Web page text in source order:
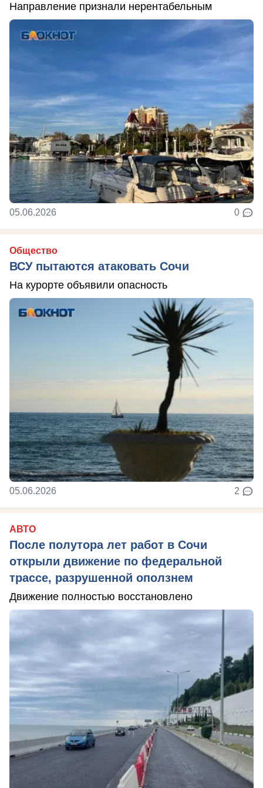
Направление признали нерентабельным
05.06.2026 0
Общество
ВСУ пытаются атаковать Сочи
На курорте объявили опасность
05.06.2026 2
АВТО
После полутора лет работ в Сочи
открыли движение по федеральной
трассе, разрушенной оползнем
Движение полностью восстановлено